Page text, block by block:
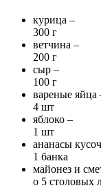
курица –
300 г
ветчина –
200 г
сыр –
100 г
вареные яйца
4 шт
яблоко –
1 шт
ананасы
1 банка
майонез и
о 5 столовых